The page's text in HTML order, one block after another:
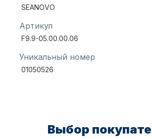
Автохолодильник KYODA
Дистанционное управление
SEANOVO
Артикул
F9.9-05.00.00.06
Уникальный номер
01050526
Выбор